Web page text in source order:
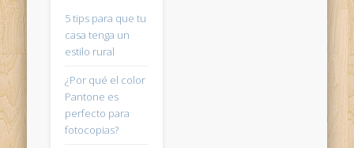
5 tips para que tu
casa tenga un
estilo rural
¿Por qué el color
Pantone es
perfecto para
fotocopias?